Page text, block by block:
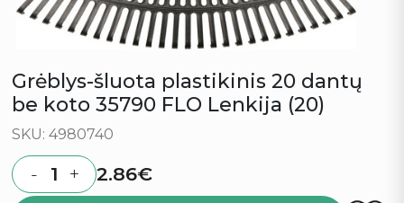
Grėblys-šluota plastikinis 20 dantų
be koto 35790 FLO Lenkija (20)
SKU: 4980740
Quantity
- + 2.86€